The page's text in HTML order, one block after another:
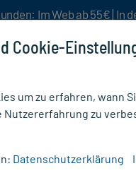
Im Web ab 55€ | In
Cookie-
um zu erfahren, wann
Nutzererfahrung zu
Datenschutzerklärung